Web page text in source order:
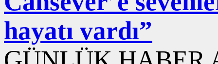
hayatı vardı”